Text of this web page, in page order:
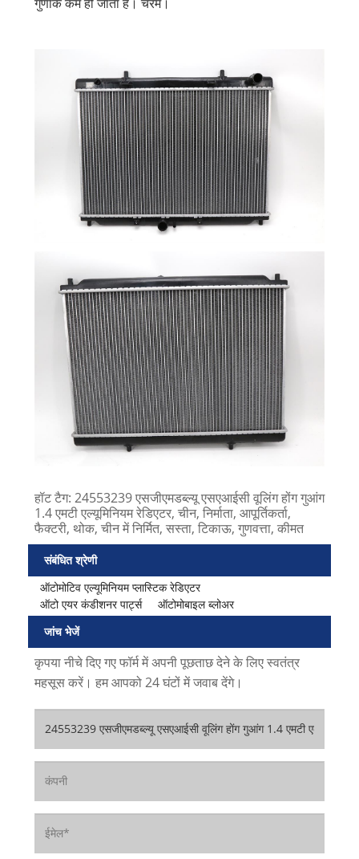
हॉट टैग: 24553239 एसजीएमडब्ल्यू एसएआईसी वूलिंग होंग गुआंग
1.4 एमटी एल्यूमिनियम रेडिएटर, चीन, निर्माता, आपूर्तिकर्ता,
फैक्टरी, थोक, चीन में निर्मित, सस्ता, टिकाऊ, गुणवत्ता, कीमत
संबंधित श्रेणी
ऑटोमोटिव एल्यूमिनियम प्लास्टिक रेडिएटर
ऑटो एयर कंडीशनर पार्ट्स
ऑटोमोबाइल ब्लोअर
जांच भेजें
कृपया नीचे दिए गए फॉर्म में अपनी पूछताछ देने के लिए स्वतंत्र
महसूस करें। हम आपको 24 घंटों में जवाब देंगे।